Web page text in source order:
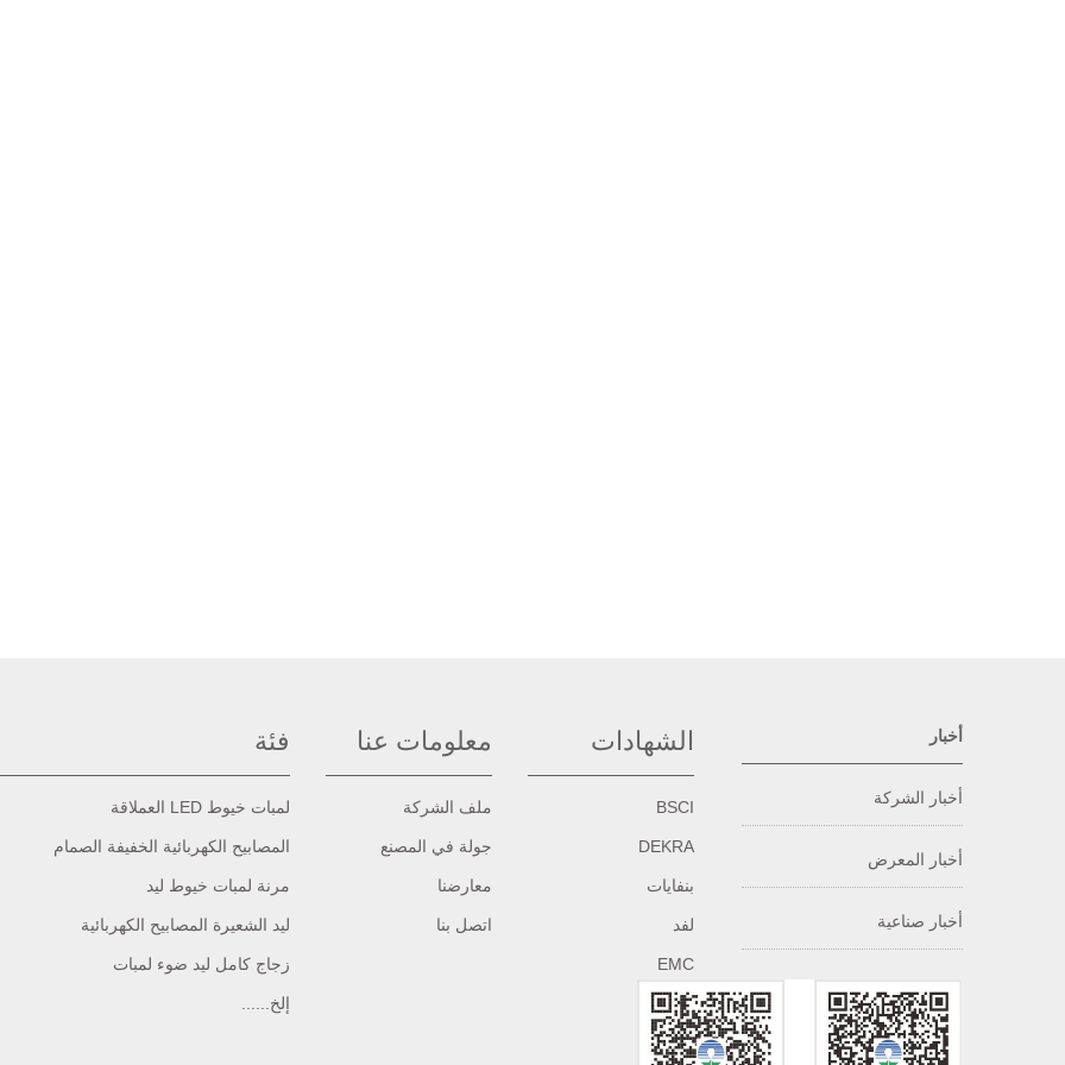
فئة
لمبات خيوط LED العملاقة
المصابيح الكهربائية الخفيفة الصمام
مرنة لمبات خيوط ليد
ليد الشعيرة المصابيح الكهربائية
زجاج كامل ليد ضوء لمبات
إلخ......
معلومات عنا
ملف الشركة
جولة في المصنع
معارضنا
اتصل بنا
الشهادات
BSCI
DEKRA
بنفايات
لفد
EMC
أخبار
أخبار الشركة
أخبار المعرض
أخبار صناعية